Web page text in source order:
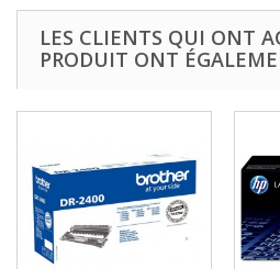
LES CLIENTS QUI ONT
PRODUIT ONT